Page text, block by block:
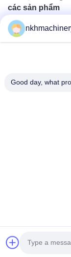
các sản phẩm
Tấm lợp mái
Mái lợp ngói
Liên hệ nhanh
2026 Xiamen New
Good day, what